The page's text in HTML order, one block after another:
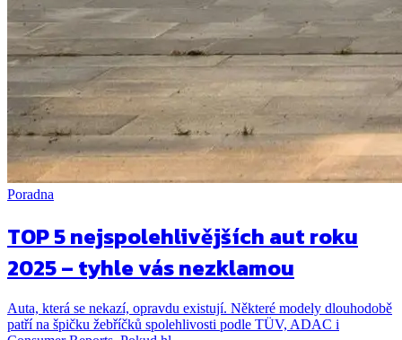
Poradna
TOP 5 nejspolehlivějších aut roku
2025 – tyhle vás nezklamou
Auta, která se nekazí, opravdu existují. Některé modely dlouhodobě
patří na špičku žebříčků spolehlivosti podle TÜV, ADAC i